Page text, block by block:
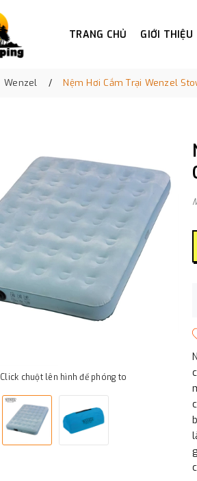
TRANG CHỦ GIỚI THIỆU
Wenzel Nệm Hơi Cắm Trại Wenzel
Click chuột lên hình để phóng to